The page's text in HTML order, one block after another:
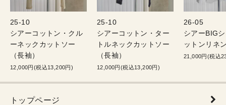
25-10
シアーコットン・クル
ーネックカットソー
（長袖）
12,000円(税込13,200円)
25-10
シアーコットン・ター
トルネックカットソー
（長袖）
12,000円(税込13,200円)
26-05
シアーBIG
ットンリネ
21,000円(税込
トップページ